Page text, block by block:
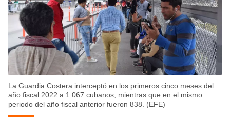
La Guardia Costera interceptó en los primeros cinco meses del
año fiscal 2022 a 1.067 cubanos, mientras que en el mismo
periodo del año fiscal anterior fueron 838. (EFE)